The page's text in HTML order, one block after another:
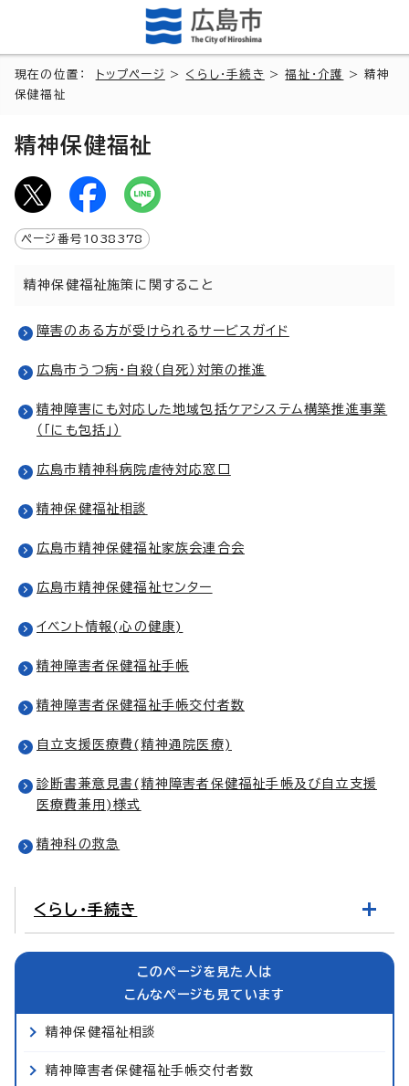
現在の位置： トップページ > くらし・手続き >福祉・介護
> 精神
保健福祉
精神保健福祉
ページ番号 1038378
精神保健福祉施策に関すること
障害のある方が受けられるサービスガイド
広島市うつ病・自殺（自死）対策の推進
精神障害にも対応した地域包括ケアシステム構築推進事業
（「にも包括」）
広島市精神科病院虐待対応窓口
精神保健福祉相談
広島市精神保健福祉家族会連合会
広島市精神保健福祉センター
イベント情報(心の健康)
精神障害者保健福祉手帳
精神障害者保健福祉手帳交付者数
自立支援医療費(精神通院医療)
診断書兼意見書(精神障害者保健福祉手帳及び自立支援
医療費兼用)様式
精神科の救急
くらし・手続き
このページを見た人は
こんなページも見ています
精神保健福祉相談
精神障害者保健福祉手帳交付者数